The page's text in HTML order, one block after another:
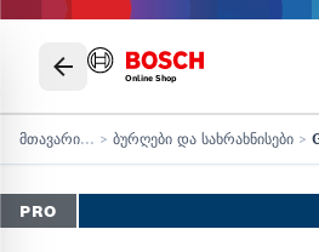
Online Shop
მთავარი... > ბურღები და სახრახნისები >
PRO